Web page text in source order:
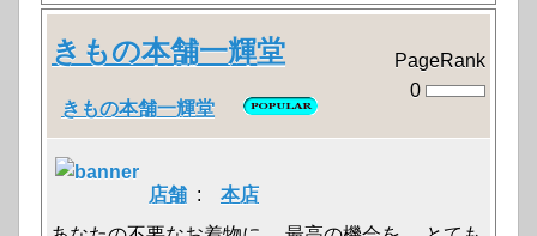
きもの本舗一輝堂
きもの本舗一輝堂
PageRank
0
店舗 :
本店